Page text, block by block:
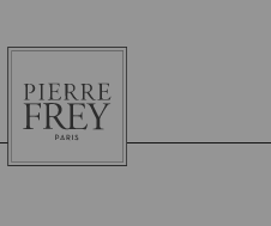
Pierre
Frey